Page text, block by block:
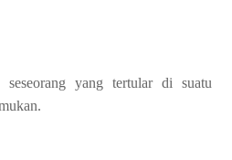
yang tertular di suatu